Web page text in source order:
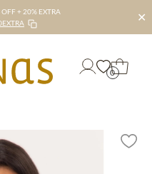
+ 20% EXTRA
✕
0